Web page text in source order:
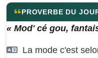
PROVERBE DU
« Mod' cé gou,
La mode c'est